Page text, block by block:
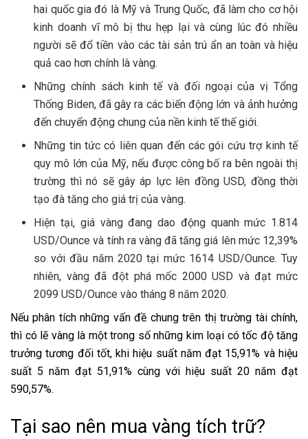
hai quốc gia đó là Mỹ và Trung Quốc, đã làm cho cơ hội
kinh doanh vĩ mô bị thu hẹp lại và cùng lúc đó nhiều
người sẽ đổ tiền vào các tài sản trú ẩn an toàn và hiệu
quả cao hơn chính là vàng.
Những chính sách kinh tế và đối ngoại của vị Tổng
Thống Biden, đã gây ra các biến động lớn và ảnh hưởng
đến chuyển động chung của nền kinh tế thế giới.
Những tin tức có liên quan đến các gói cứu trợ kinh tế
quy mô lớn của Mỹ, nếu được công bố ra bên ngoài thị
trường thì nó sẽ gây áp lực lên đồng USD, đồng thời
tạo đà tăng cho giá trị của vàng.
Hiện tại, giá vàng đang dao động quanh mức 1.814
USD/Ounce và tính ra vàng đã tăng giá lên mức 12,39%
so với đầu năm 2020 tại mức 1614 USD/Ounce. Tuy
nhiên, vàng đã đột phá mốc 2000 USD và đạt mức
2099 USD/Ounce vào tháng 8 năm 2020.
Nếu phân tích những vấn đề chung trên thị trường tài chính,
thì có lẽ vàng là một trong số những kim loại có tốc độ tăng
trưởng tương đối tốt, khi hiệu suất năm đạt 15,91% và hiệu
suất 5 năm đạt 51,91% cùng với hiệu suất 20 năm đạt
590,57%.
Tại sao nên mua vàng tích trữ?